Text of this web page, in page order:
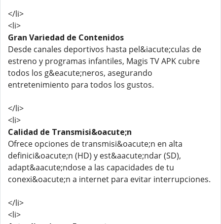
</li>
<li>
Gran Variedad de Contenidos
Desde canales deportivos hasta pel&iacute;culas de
estreno y programas infantiles, Magis TV APK cubre
todos los g&eacute;neros, asegurando
entretenimiento para todos los gustos.
</li>
<li>
Calidad de Transmisi&oacute;n
Ofrece opciones de transmisi&oacute;n en alta
definici&oacute;n (HD) y est&aacute;ndar (SD),
adapt&aacute;ndose a las capacidades de tu
conexi&oacute;n a internet para evitar interrupciones.
</li>
<li>